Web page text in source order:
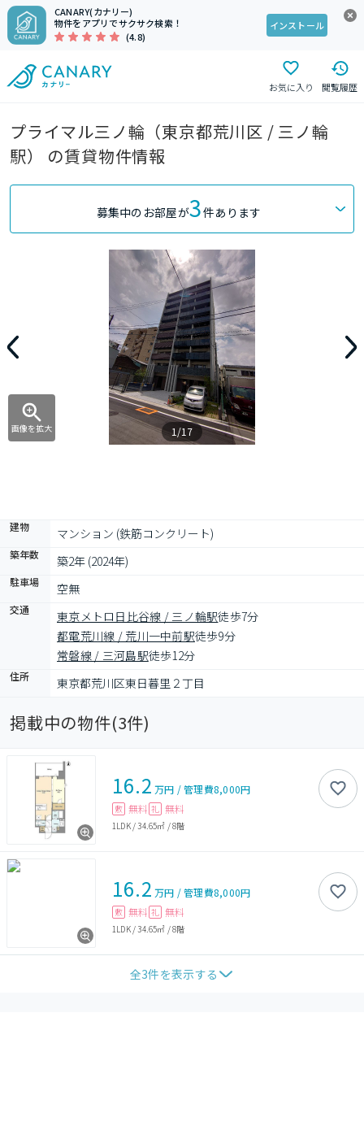
CANARY(カナリー)
物件をアプリでサクサク検索！
(4.8)
インストール
お気に入り 閲覧履歴
プライマル三ノ輪（東京都荒川区 / 三ノ輪
駅） の賃貸物件情報
募集中のお部屋が3件あります
画像を拡大 1/17
建物 マンション (鉄筋コンクリート)
築年数 築2年 (2024年)
駐車場 空無
交通 東京メトロ日比谷線 / 三ノ輪駅徒歩7分
都電荒川線 / 荒川一中前駅徒歩9分
常磐線 / 三河島駅徒歩12分
住所 東京都荒川区東日暮里２丁目
掲載中の物件(3件)
16.2 万円 /管理費8,000円
敷 無料 礼 無料
1LDK/34.65㎡ /8階
16.2 万円 /管理費8,000円
敷 無料 礼 無料
1LDK/34.65㎡ /8階
全3件を表示する